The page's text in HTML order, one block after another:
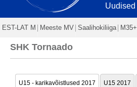
Uudised
EST-LAT M Meeste MV Saalihokiliiga M35+
SHK Tornaado
U15 - karikavõistlused 2017 U15 2017